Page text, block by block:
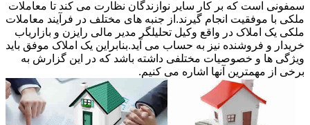
سمفونی است که بر کار سایر نوازندگان نظارت می کند تا معاملات
ملکی با موفقیت انجام گیرند.از جنبه های مختلف در فرآیند معاملات
ملکی یک املاک در واقع وکیل تحلیلگر مدیر مالی رایزن و بازاریاب
خریدار و فروشنده نیز به حساب می آید.بنابراین یک املاک موفق باید
ویژگی ها و خصوصیات مختلفی داشته باشد که در این گزارش به
برخی از مهمترین آنها اشاره می کنیم.